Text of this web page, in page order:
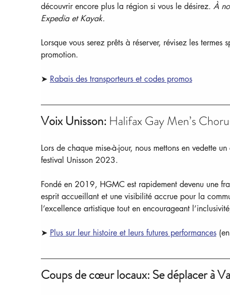
découvrir encore plus la région si vous le désirez. À
Expedia et Kayak.
Lorsque vous serez prêts à réserver, révisez les
promotion.
➤ Rabais des transporteurs et codes promos
Voix Unisson: Halifax Gay Men’s
Lors de chaque mise-à-jour, nous mettons en vedette
festival Unisson 2023.
Fondé en 2019, HGMC est rapidement devenu une
esprit accueillant et une visibilité accrue pour la
l’excellence artistique tout en encourageant
➤ Plus sur leur histoire et leurs futures performances
Coups de cœur locaux: Se déplacer à